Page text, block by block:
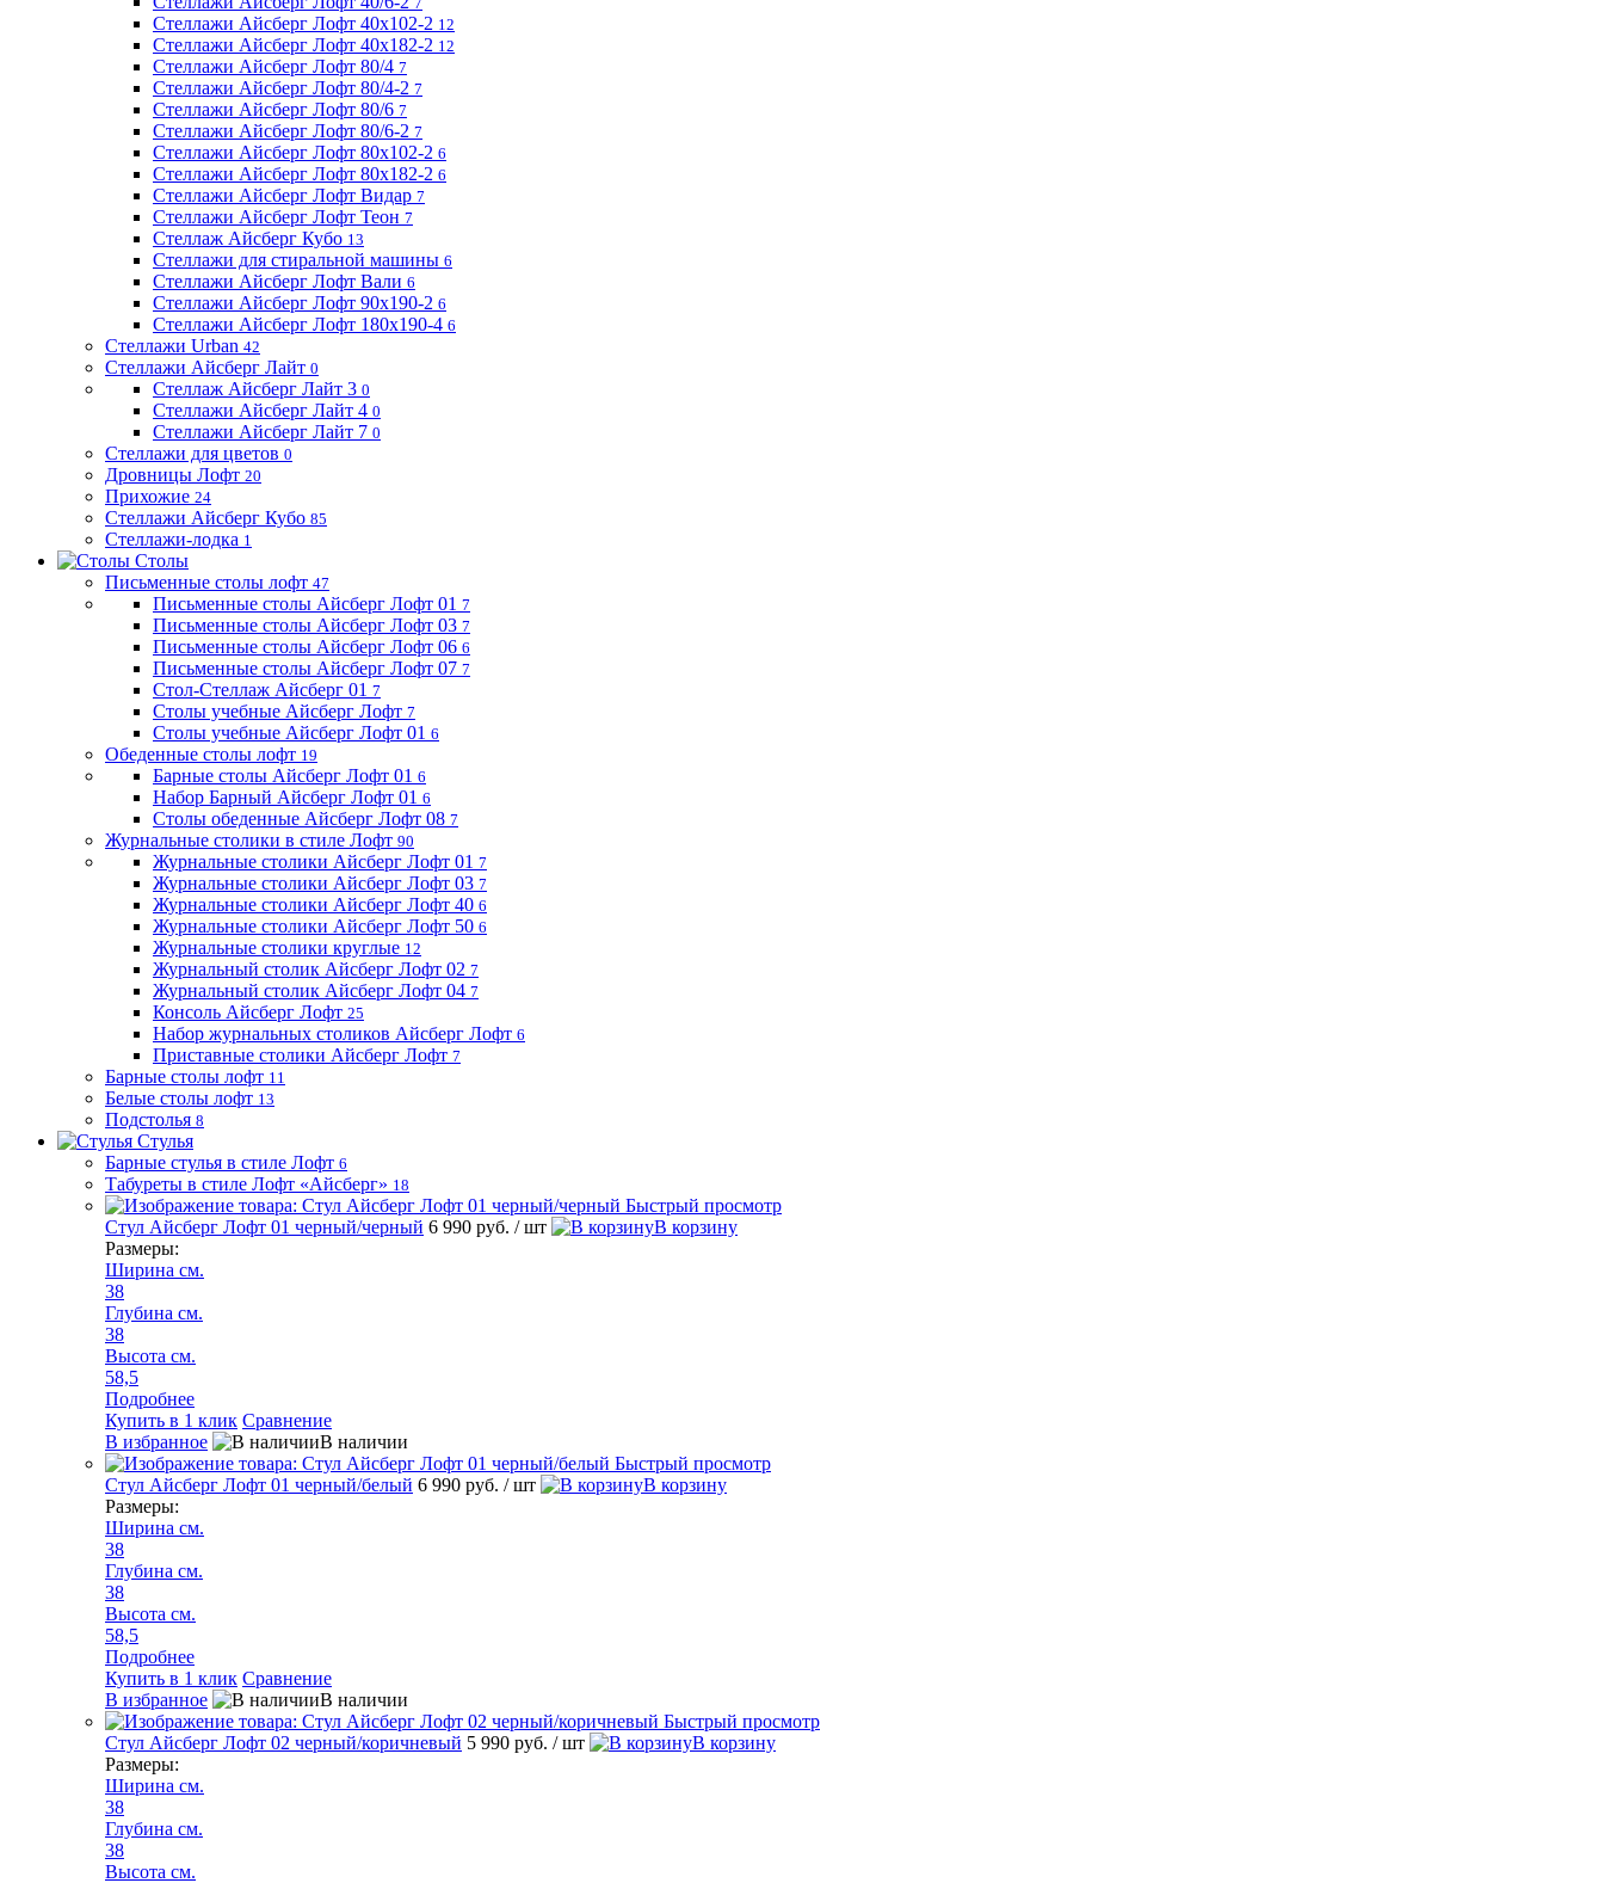
Стеллажи Айсберг Лофт 40х102-2 12
Стеллажи Айсберг Лофт 40х182-2 12
Стеллажи Айсберг Лофт 80/4 7
Стеллажи Айсберг Лофт 80/4-2 7
Стеллажи Айсберг Лофт 80/6 7
Стеллажи Айсберг Лофт 80/6-2 7
Стеллажи Айсберг Лофт 80х102-2 6
Стеллажи Айсберг Лофт 80х182-2 6
Стеллажи Айсберг Лофт Видар 7
Стеллажи Айсберг Лофт Теон 7
Стеллаж Айсберг Кубо 13
Стеллажи для стиральной машины 6
Стеллажи Айсберг Лофт Вали 6
Стеллажи Айсберг Лофт 90х190-2 6
Стеллажи Айсберг Лофт 180х190-4 6
Стеллажи Urban 42
Стеллажи Айсберг Лайт 0
Стеллаж Айсберг Лайт 3 0
Стеллажи Айсберг Лайт 4 0
Стеллажи Айсберг Лайт 7 0
Стеллажи для цветов 0
Дровницы Лофт 20
Прихожие 24
Стеллажи Айсберг Кубо 85
Стеллажи-лодка 1
Столы
Письменные столы лофт 47
Письменные столы Айсберг Лофт 01 7
Письменные столы Айсберг Лофт 03 7
Письменные столы Айсберг Лофт 06 6
Письменные столы Айсберг Лофт 07 7
Стол-Стеллаж Айсберг 01 7
Столы учебные Айсберг Лофт 7
Столы учебные Айсберг Лофт 01 6
Обеденные столы лофт 19
Барные столы Айсберг Лофт 01 6
Набор Барный Айсберг Лофт 01 6
Столы обеденные Айсберг Лофт 08 7
Журнальные столики в стиле Лофт 90
Журнальные столики Айсберг Лофт 01 7
Журнальные столики Айсберг Лофт 03 7
Журнальные столики Айсберг Лофт 40 6
Журнальные столики Айсберг Лофт 50 6
Журнальные столики круглые 12
Журнальный столик Айсберг Лофт 02 7
Журнальный столик Айсберг Лофт 04 7
Консоль Айсберг Лофт 25
Набор журнальных столиков Айсберг Лофт 6
Приставные столики Айсберг Лофт 7
Барные столы лофт 11
Белые столы лофт 13
Подстолья 8
Стулья
Барные стулья в стиле Лофт 6
Табуреты в стиле Лофт «Айсберг» 18
Быстрый просмотр
Стул Айсберг Лофт 01 черный/черный 6 990 руб. / шт
В корзину
Размеры:
Ширина см.
38
Глубина см.
38
Высота см.
58,5
Подробнее
Купить в 1 клик Сравнение
В избранное
В наличии
Быстрый просмотр
Стул Айсберг Лофт 01 черный/белый 6 990 руб. / шт
В корзину
Размеры:
Ширина см.
38
Глубина см.
38
Высота см.
58,5
Подробнее
Купить в 1 клик Сравнение
В избранное
В наличии
Быстрый просмотр
Стул Айсберг Лофт 02 черный/коричневый 5 990 руб. / шт
В корзину
Размеры:
Ширина см.
38
Глубина см.
38
Высота см.